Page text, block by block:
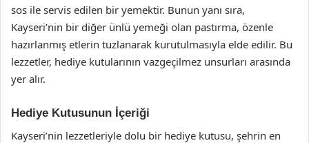
sos ile servis edilen bir yemektir. Bunun yanı sıra,
Kayseri’nin bir diğer ünlü yemeği olan pastırma, özenle
hazırlanmış etlerin tuzlanarak kurutulmasıyla elde edilir. Bu
lezzetler, hediye kutularının vazgeçilmez unsurları arasında
yer alır.
Hediye Kutusunun İçeriği
Kayseri’nin lezzetleriyle dolu bir hediye kutusu, şehrin en